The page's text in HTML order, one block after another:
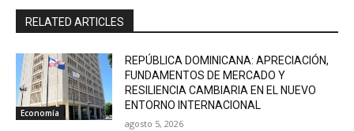
RELATED ARTICLES
Economía
REPÚBLICA DOMINICANA: APRECIACIÓN,
FUNDAMENTOS DE MERCADO Y
RESILIENCIA CAMBIARIA EN EL NUEVO
ENTORNO INTERNACIONAL
agosto 5, 2026